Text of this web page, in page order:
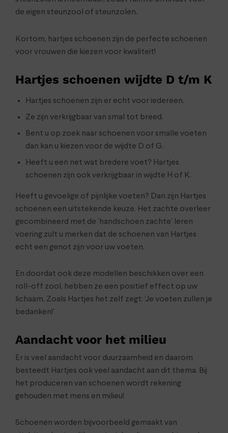
de eigen steunzool of steunzolen.
Kortom, hartjes schoenen zijn de perfecte schoenen
voor vrouwen die kiezen voor kwaliteit!
Hartjes schoenen wijdte D t/m K
Hartjes schoenen zijn er echt voor iedereen.
Ze zijn verkrijgbaar van smal tot breed.
Bent u op zoek naar schoenen voor smalle voeten
dan kan u kiezen voor de wijdte D of G.
Heeft u een net wat bredere voet? Hartjes
schoenen zijn ook verkrijgbaar in wijdte H of K.
Heeft u gevoelige of pijnlijke voeten? Dan zijn Hartjes
schoenen een uitstekende keuze. Het zachte overleer
gecombineerd met de ‘handschoen zachte’ leren
voering zult u merken dat de schoenen van Hartjes
echt een genot zijn voor uw voeten.
En doordat ook deze modellen beschikken over een
roll-off zool, hebben ze een positief effect op uw
lichaam. Zoals Hartjes het zelf zegt: ‘Je voeten zullen je
bedanken!’
Aandacht voor het milieu
Er is veel aandacht voor duurzaamheid en daarom
besteedt Hartjes ook veel aandacht aan dit thema. Bij
het produceren van schoenen wordt rekening
gehouden met mens en milieu!
Schoenen worden bijvoorbeeld gemaakt van